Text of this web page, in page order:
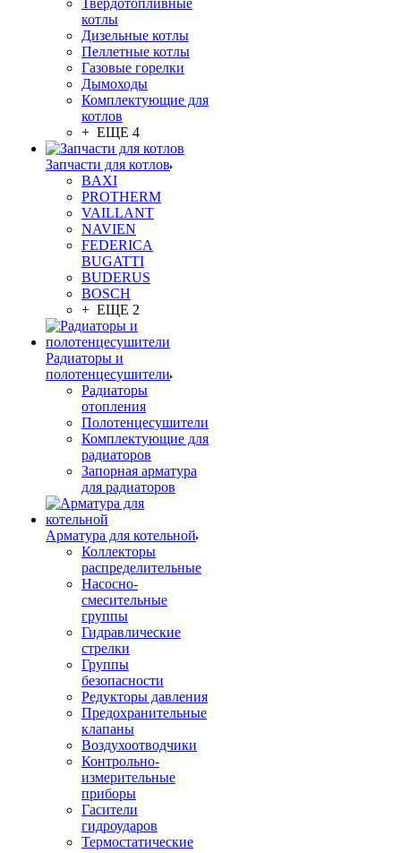
Твердотопливные
котлы
Дизельные котлы
Пеллетные котлы
Газовые горелки
Дымоходы
Комплектующие для
котлов
+ ЕЩЕ 4
Запчасти для котлов
BAXI
PROTHERM
VAILLANT
NAVIEN
FEDERICA
BUGATTI
BUDERUS
BOSCH
+ ЕЩЕ 2
Радиаторы и
полотенцесушители
Радиаторы
отопления
Полотенцесушители
Комплектующие для
радиаторов
Запорная арматура
для радиаторов
Арматура для котельной
Коллекторы
распределительные
Насосно-
смесительные
группы
Гидравлические
стрелки
Группы
безопасности
Редукторы давления
Предохранительные
клапаны
Воздухоотводчики
Контрольно-
измерительные
приборы
Гасители
гидроударов
Термостатические